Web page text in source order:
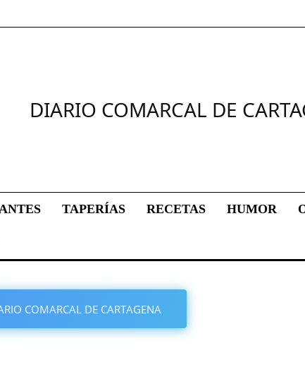
DIARIO COMARCAL DE
TAPERÍAS RECETAS HUMOR
COMARCAL DE CARTAGENA